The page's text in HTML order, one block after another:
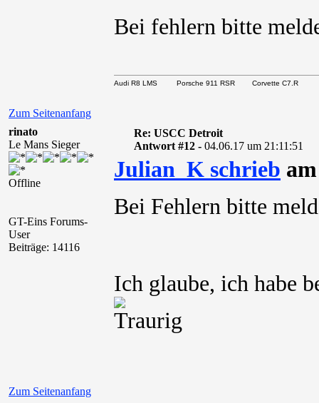
Bei fehlern bitte
Zum Seitenanfang
Audi R8 LMS Porsche 911 RSR Corvette C7.R
rinato
Le Mans Sieger
Offline
GT-Eins Forums-
User
Beiträge: 14116
Re: USCC Detroit
Antwort #12 - 04.06.17 um 21:11:51
Julian_K schrieb
Bei Fehlern bitte
Ich glaube, ich habe
Zum Seitenanfang